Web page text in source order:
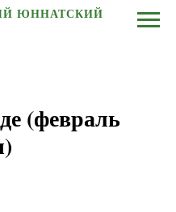
ЮННАТСКИЙ
(февраль